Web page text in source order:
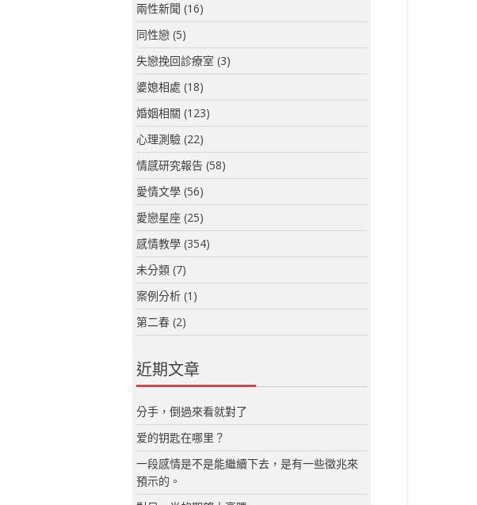
兩性新聞 (16)
同性戀(5)
失戀挽回診療室 (3)
婆媳相處 (18)
婚姻相關 (123)
心理測驗(22)
情感研究報告(58)
愛情文學(56)
愛戀星座(25)
感情教學(354)
未分類(7)
案例分析(1)
第二春(2)
近期文章
分手，倒過來看就對了
爱的钥匙在哪里？
一段感情是不是能繼續下去，是有一些徵兆來
預示的。